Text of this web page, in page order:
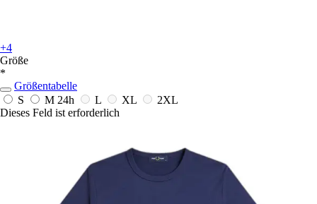
+4
Größe
*
Größentabelle
S
M 24h L XL
2XL
Dieses Feld ist erforderlich